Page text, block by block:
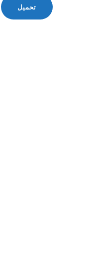
تحميل